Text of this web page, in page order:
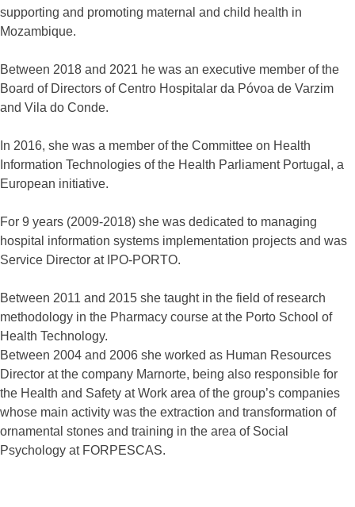
supporting and promoting maternal and child health in
Mozambique.
Between 2018 and 2021 he was an executive member of the
Board of Directors of Centro Hospitalar da Póvoa de Varzim
and Vila do Conde.
In 2016, she was a member of the Committee on Health
Information Technologies of the Health Parliament Portugal, a
European initiative.
For 9 years (2009-2018) she was dedicated to managing
hospital information systems implementation projects and was
Service Director at IPO-PORTO.
Between 2011 and 2015 she taught in the field of research
methodology in the Pharmacy course at the Porto School of
Health Technology.
Between 2004 and 2006 she worked as Human Resources
Director at the company Marnorte, being also responsible for
the Health and Safety at Work area of the group’s companies
whose main activity was the extraction and transformation of
ornamental stones and training in the area of Social
Psychology at FORPESCAS.